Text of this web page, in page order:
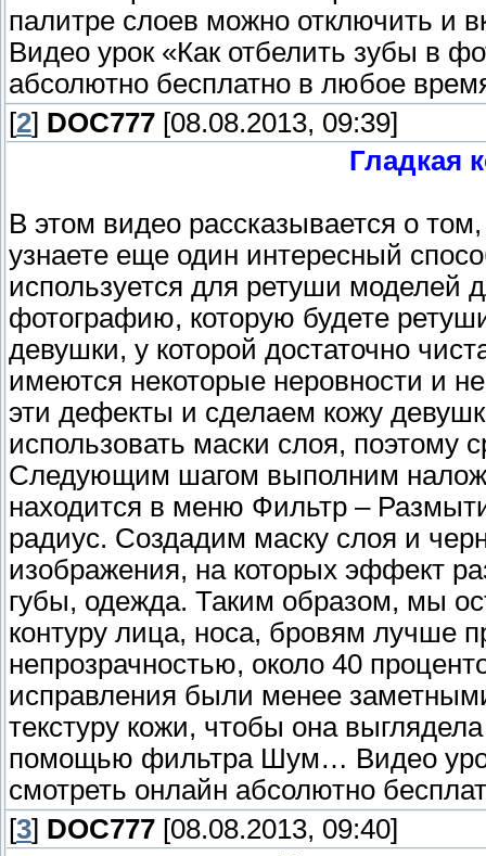
палитре слоев можно отключить и
Видео урок «Как отбелить зубы в
абсолютно бесплатно в любое
[2] DOC777 [08.08.2013, 09:39]
Гладкая
В этом видео рассказывается о
узнаете еще один интересный
используется для ретуши моделей
фотографию, которую будете
девушки, у которой достаточно
имеются некоторые неровности и
эти дефекты и сделаем кожу
использовать маски слоя, поэтому
Следующим шагом выполним
находится в меню Фильтр –
радиус. Создадим маску слоя и
изображения, на которых эффект
губы, одежда. Таким образом, мы
контуру лица, носа, бровям лучше
непрозрачностью, около 40
исправления были менее
текстуру кожи, чтобы она
помощью фильтра Шум… Видео
смотреть онлайн абсолютно
[3] DOC777 [08.08.2013, 09:40]